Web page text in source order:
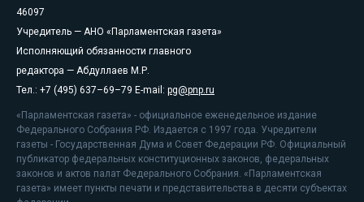
46097
Учредитель — АНО «Парламентская газета»
Исполняющий обязанности главного
редактора — Абдуллаев М.Р.
Тел.: +7 (495) 637–69–79 E-mail: pg@pnp.ru
«Парламентская газета» - официальное еженедельное издание
Федерального Собрания РФ. Издается с 1997 года. Учредители
газеты - Государственная Дума и Совет Федерации РФ. Официальный
публикатор федеральных конституционных законов, федеральных
законов и актов палат Федерального Собрания. «Парламентская
газета» имеет пункты печати и представительства в десяти субъектах